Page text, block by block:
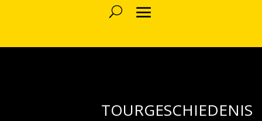
TOURGESCHIEDENIS